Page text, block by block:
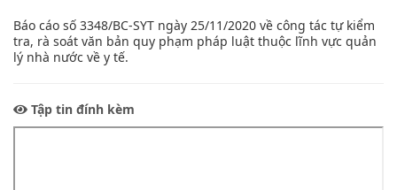
Báo cáo số 3348/BC-SYT ngày 25/11/2020 về công tác tự kiểm
tra, rà soát văn bản quy phạm pháp luật thuộc lĩnh vực quản
lý nhà nước về y tế.
Tập tin đính kèm